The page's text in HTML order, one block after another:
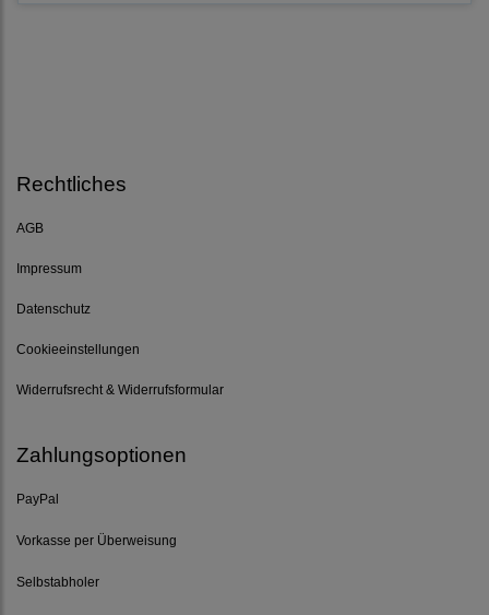
Rechtliches
AGB
Impressum
Datenschutz
Cookieeinstellungen
Widerrufsrecht & Widerrufsformular
Zahlungsoptionen
PayPal
Vorkasse per Überweisung
Selbstabholer